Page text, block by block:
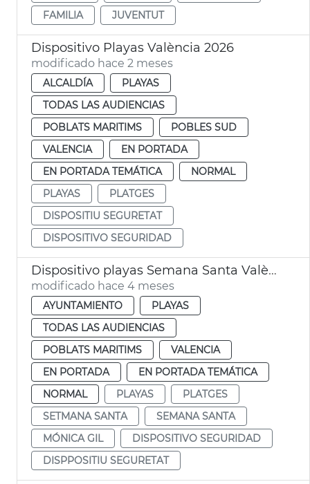
FAMILIA
JUVENTUT
Dispositivo Playas València 2026
modificado hace 2 meses
ALCALDÍA
PLAYAS
TODAS LAS AUDIENCIAS
POBLATS MARITIMS
POBLES SUD
VALENCIA
EN PORTADA
EN PORTADA TEMÁTICA
NORMAL
PLAYAS
PLATGES
DISPOSITIU SEGURETAT
DISPOSITIVO SEGURIDAD
Dispositivo playas Semana Santa València
modificado hace 4 meses
AYUNTAMIENTO
PLAYAS
TODAS LAS AUDIENCIAS
POBLATS MARITIMS
VALENCIA
EN PORTADA
EN PORTADA TEMÁTICA
NORMAL
PLAYAS
PLATGES
SETMANA SANTA
SEMANA SANTA
MÓNICA GIL
DISPOSITIVO SEGURIDAD
DISPPOSITIU SEGURETAT